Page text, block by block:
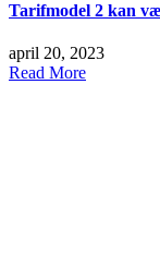
Tarifmodel 2 kan
april 20, 2023
Read More